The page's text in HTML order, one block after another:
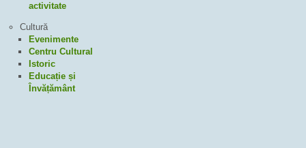
activitate
Cultură
Evenimente
Centru Cultural
Istoric
Educație și
Învățământ